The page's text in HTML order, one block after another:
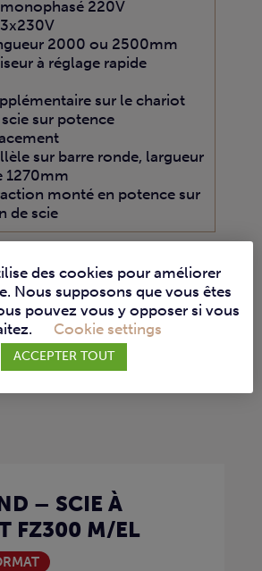
220V
2000 ou 2500mm
à réglage rapide
sur le chariot
sur potence
sur barre ronde, largueur
1270mm
monté en potence sur
de scie
:
– SCIE À
FZ300 M/EL
des cookies pour améliorer
Nous supposons que vous êtes
pouvez vous y opposer si vous
Cookie settings
ACCEPTER TOUT